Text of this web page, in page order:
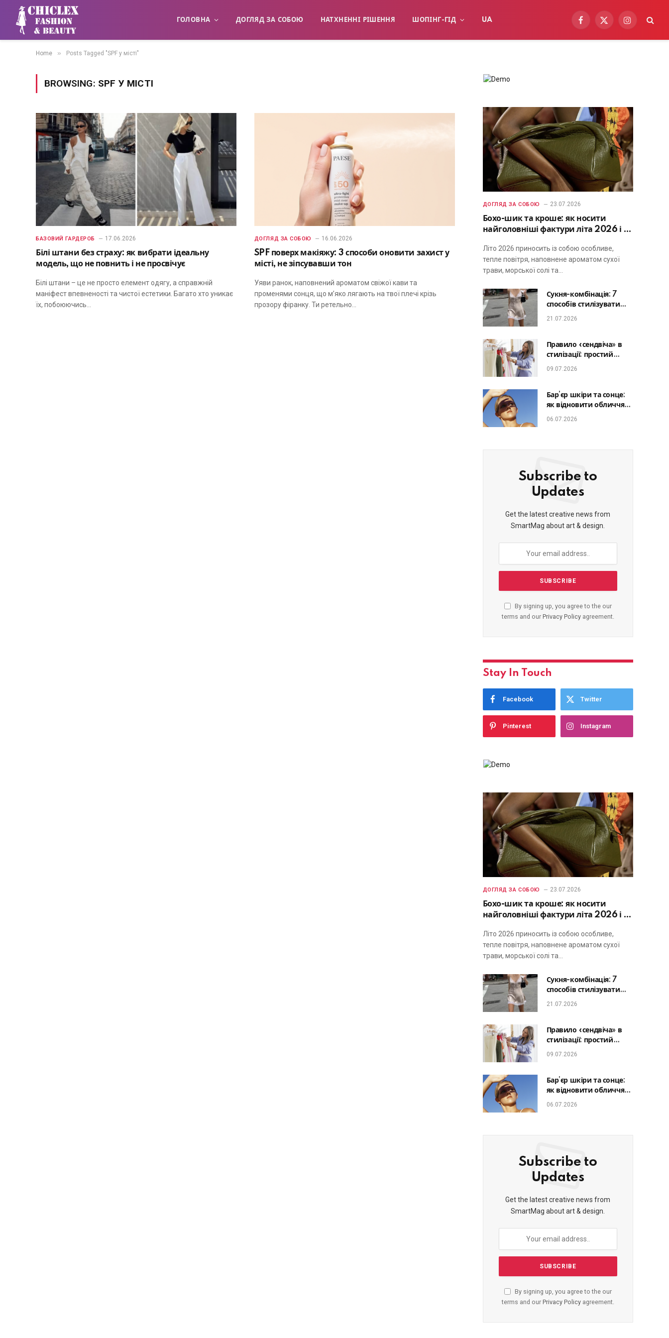
ГОЛОВНА ДОГЛЯД ЗА СОБОЮ НАТХНЕННІ РІШЕННЯ ШОПІНГ-ГІД UA
Facebook
X
Instagram
Home » Posts Tagged "SPF у місті"
BROWSING: SPF У МІСТІ
БАЗОВИЙ ГАРДЕРОБ 17.06.2026
Білі штани без страху: як вибрати ідеальну
модель, що не повнить і не просвічує
Білі штани – це не просто елемент одягу, а справжній
маніфест впевненості та чистої естетики. Багато хто уникає
їх, побоюючись…
ДОГЛЯД ЗА СОБОЮ 16.06.2026
SPF поверх макіяжу: 3 способи оновити захист у
місті, не зіпсувавши тон
Уяви ранок, наповнений ароматом свіжої кави та
променями сонця, що м’яко лягають на твої плечі крізь
прозору фіранку. Ти ретельно…
ДОГЛЯД ЗА СОБОЮ 23.07.2026
Бохо-шик та кроше: як носити
найголовніші фактури літа 2026 і не
Літо 2026 приносить із собою особливе,
тепле повітря, наповнене ароматом сухої
трави, морської солі та…
Сукня-комбінація: 7
способів стилізувати
головну базу літа від
21.07.2026
Правило «сендвіча» в
стилізації: простий
лайфхак, який зробить
09.07.2026
Бар’єр шкіри та сонце:
як відновити обличчя
після відпустки та
06.07.2026
Subscribe to
Updates
Get the latest creative news from
SmartMag about art & design.
By signing up, you agree to the our
terms and our Privacy Policyagreement.
Stay In Touch
Facebook Twitter
Pinterest Instagram
ДОГЛЯД ЗА СОБОЮ 23.07.2026
Бохо-шик та кроше: як носити
найголовніші фактури літа 2026 і не
Літо 2026 приносить із собою особливе,
тепле повітря, наповнене ароматом сухої
трави, морської солі та…
Сукня-комбінація: 7
способів стилізувати
головну базу літа від
21.07.2026
Правило «сендвіча» в
стилізації: простий
лайфхак, який зробить
09.07.2026
Бар’єр шкіри та сонце:
як відновити обличчя
після відпустки та
06.07.2026
Subscribe to
Updates
Get the latest creative news from
SmartMag about art & design.
By signing up, you agree to the our
terms and our Privacy Policyagreement.